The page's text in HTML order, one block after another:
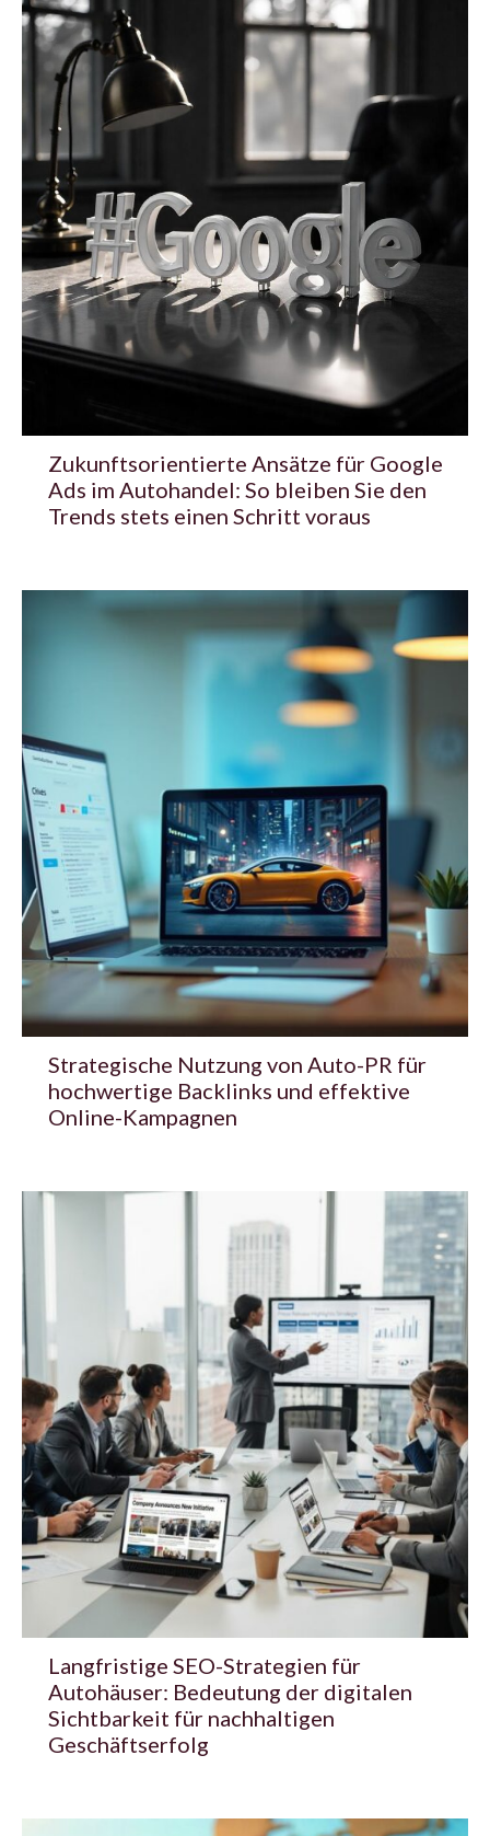
Zukunftsorientierte Ansätze für Google
Ads im Autohandel: So bleiben Sie den
Trends stets einen Schritt voraus
Strategische Nutzung von Auto-PR für
hochwertige Backlinks und effektive
Online-Kampagnen
Langfristige SEO-Strategien für
Autohäuser: Bedeutung der digitalen
Sichtbarkeit für nachhaltigen
Geschäftserfolg